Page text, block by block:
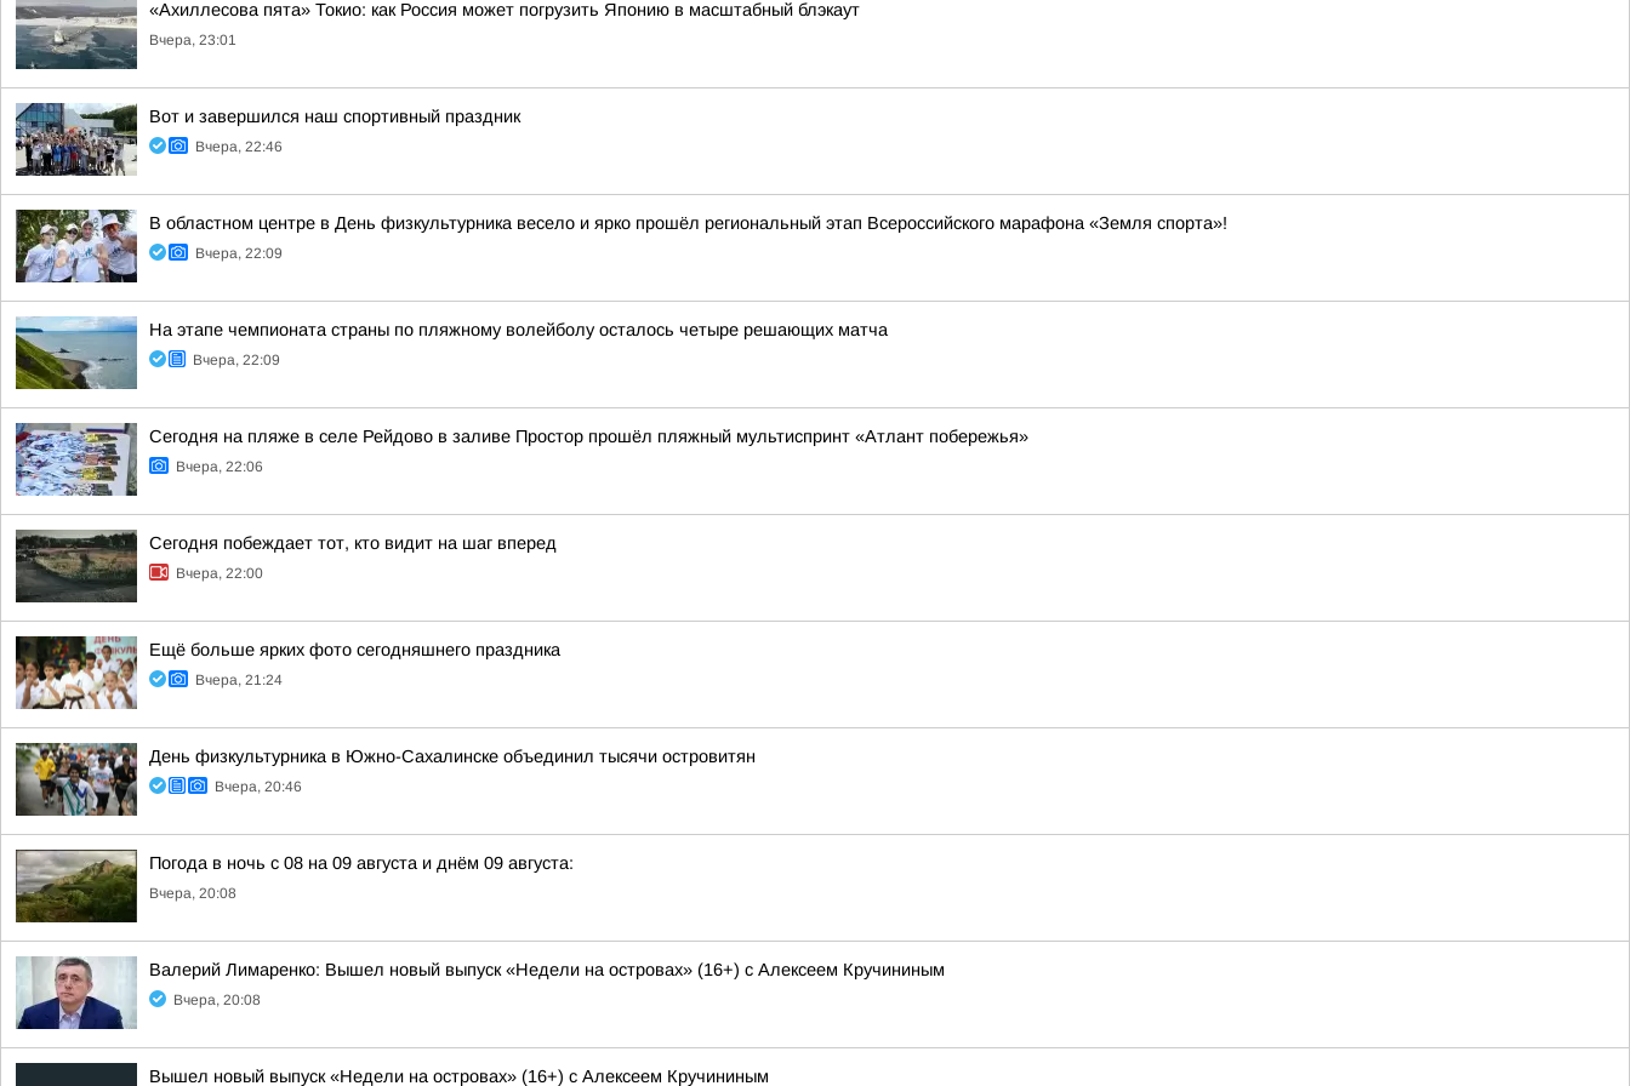
«Ахиллесова пята» Токио: как Россия может погрузить Японию в масштабный блэкаут
Вчера, 23:01
Вот и завершился наш спортивный праздник
Вчера, 22:46
В областном центре в День физкультурника весело и ярко прошёл региональный этап Всероссийского марафона «Земля спорта»!
Вчера, 22:09
На этапе чемпионата страны по пляжному волейболу осталось четыре решающих матча
Вчера, 22:09
Сегодня на пляже в селе Рейдово в заливе Простор прошёл пляжный мультиспринт «Атлант побережья»
Вчера, 22:06
Сегодня побеждает тот, кто видит на шаг вперед
Вчера, 22:00
Ещё больше ярких фото сегодняшнего праздника
Вчера, 21:24
День физкультурника в Южно-Сахалинске объединил тысячи островитян
Вчера, 20:46
Погода в ночь с 08 на 09 августа и днём 09 августа:
Вчера, 20:08
Валерий Лимаренко: Вышел новый выпуск «Недели на островах» (16+) с Алексеем Кручининым
Вчера, 20:08
Вышел новый выпуск «Недели на островах» (16+) с Алексеем Кручининым